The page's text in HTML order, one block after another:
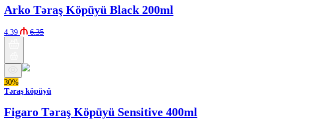
Arko Təraş Köpüyü Black 200ml
4.39 6.35
30%
Təraş köpüyü
Figaro Təraş Köpüyü Sensitive 400ml